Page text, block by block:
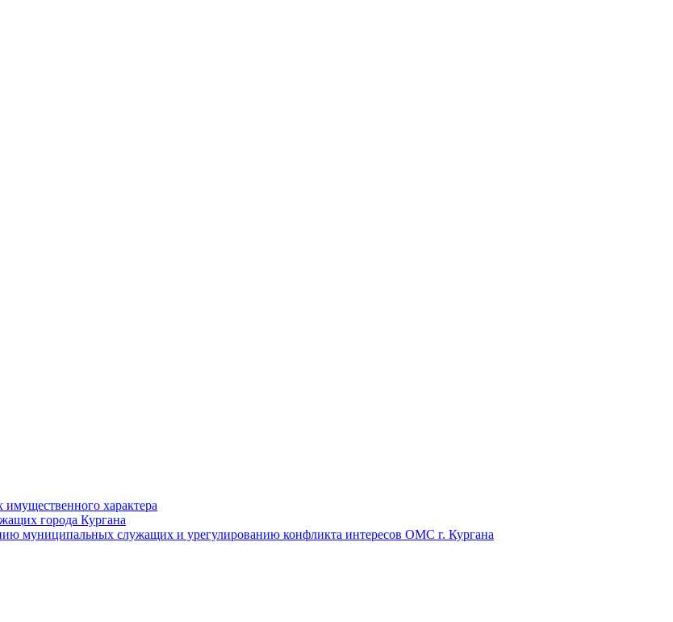
имущественного характера
города Кургана
муниципальных служащих и урегулированию конфликта интересов ОМС г. Кургана